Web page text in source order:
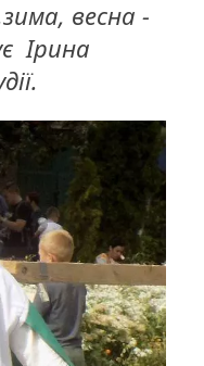
весна -
Ірина